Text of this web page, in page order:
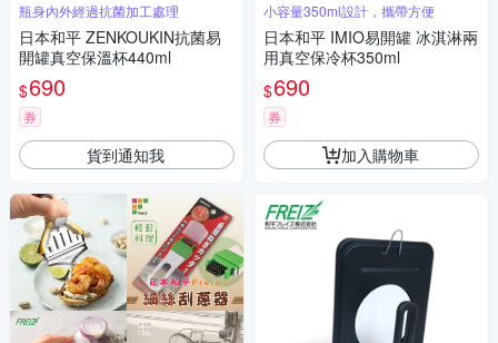
瓶身內外經過抗菌加工處理
日本和平 ZENKOUKIN抗菌易
開罐真空保溫杯440ml
$690
券
貨到通知我
小容量350ml設計，攜帶方便
日本和平 IMIO易開罐 冰淇淋兩
用真空保冷杯350ml
$690
券
加入購物車